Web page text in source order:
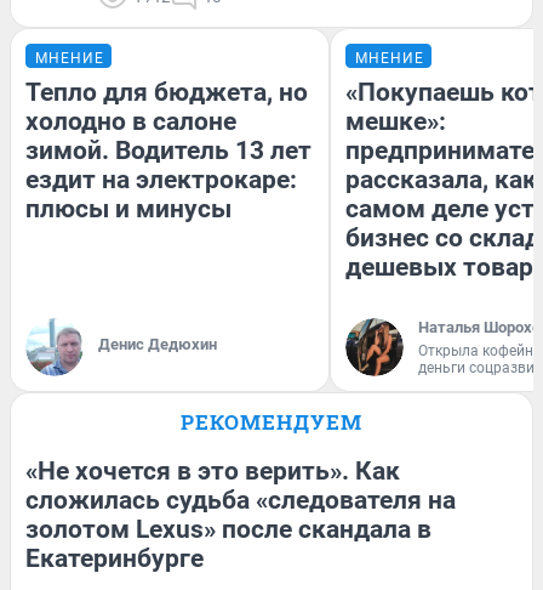
МНЕНИЕ
Тепло для бюджета, но
холодно в салоне
зимой. Водитель 13 лет
ездит на электрокаре:
плюсы и минусы
Денис Дедюхин
МНЕНИЕ
«Покупаешь
мешке»:
рассказала, как
самом деле
бизнес со
дешевых
Наталья
Открыла
деньги
РЕКОМЕНДУЕМ
«Не хочется в это верить». Как
сложилась судьба «следователя на
золотом Lexus» после скандала в
Екатеринбурге